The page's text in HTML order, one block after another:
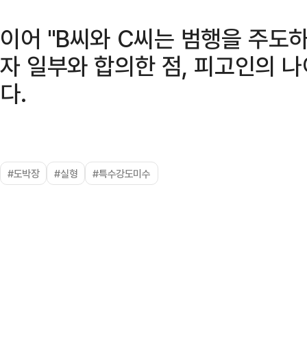
이어 "B씨와 C씨는 범행을 주도
자 일부와 합의한 점, 피고인의
다.
#도박장 #실형 #특수강도미수